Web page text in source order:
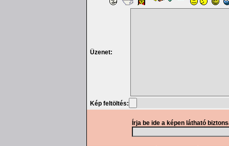
Üzenet:
Kép feltöltés:
Írja be ide a képen látható